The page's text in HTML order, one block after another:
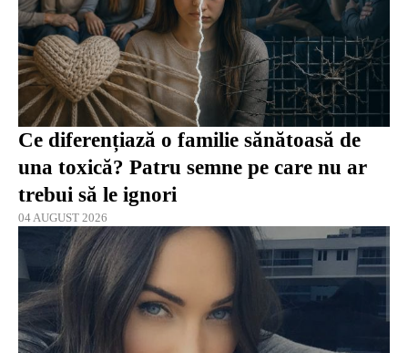
Ce diferențiază o familie sănătoasă de
una toxică? Patru semne pe care nu ar
trebui să le ignori
04 AUGUST 2026